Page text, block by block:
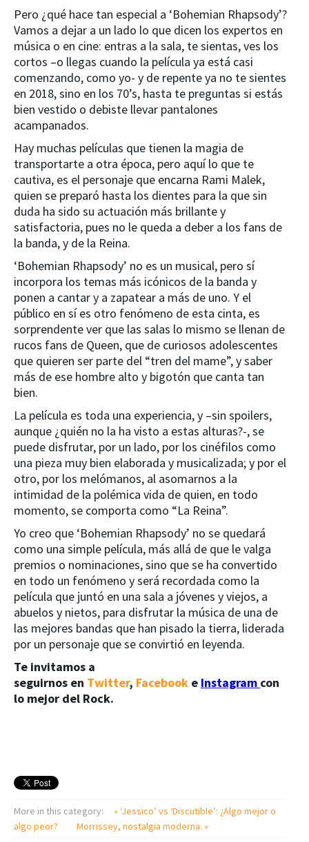
Pero ¿qué hace tan especial a ‘Bohemian Rhapsody’?
Vamos a dejar a un lado lo que dicen los expertos en
música o en cine: entras a la sala, te sientas, ves los
cortos –o llegas cuando la película ya está casi
comenzando, como yo- y de repente ya no te sientes
en 2018, sino en los 70’s, hasta te preguntas si estás
bien vestido o debiste llevar pantalones
acampanados.
Hay muchas películas que tienen la magia de
transportarte a otra época, pero aquí lo que te
cautiva, es el personaje que encarna Rami Malek,
quien se preparó hasta los dientes para la que sin
duda ha sido su actuación más brillante y
satisfactoria, pues no le queda a deber a los fans de
la banda, y de la Reina.
‘Bohemian Rhapsody’ no es un musical, pero sí
incorpora los temas más icónicos de la banda y
ponen a cantar y a zapatear a más de uno. Y el
público en sí es otro fenómeno de esta cinta, es
sorprendente ver que las salas lo mismo se llenan de
rucos fans de Queen, que de curiosos adolescentes
que quieren ser parte del “tren del mame”, y saber
más de ese hombre alto y bigotón que canta tan
bien.
La película es toda una experiencia, y –sin spoilers,
aunque ¿quién no la ha visto a estas alturas?-, se
puede disfrutar, por un lado, por los cinéfilos como
una pieza muy bien elaborada y musicalizada; y por el
otro, por los melómanos, al asomarnos a la
intimidad de la polémica vida de quien, en todo
momento, se comporta como “La Reina”.
Yo creo que ‘Bohemian Rhapsody’ no se quedará
como una simple película, más allá de que le valga
premios o nominaciones, sino que se ha convertido
en todo un fenómeno y será recordada como la
película que juntó en una sala a jóvenes y viejos, a
abuelos y nietos, para disfrutar la música de una de
las mejores bandas que han pisado la tierra, liderada
por un personaje que se convirtió en leyenda.
Te invitamos a
seguirnos en Twitter, Facebook e Instagram con
lo mejor del Rock.
More in this category:
« ‘Jessico’ vs ‘Discutible’: ¿Algo mejor o
algo peor?
Morrissey, nostalgia moderna. »